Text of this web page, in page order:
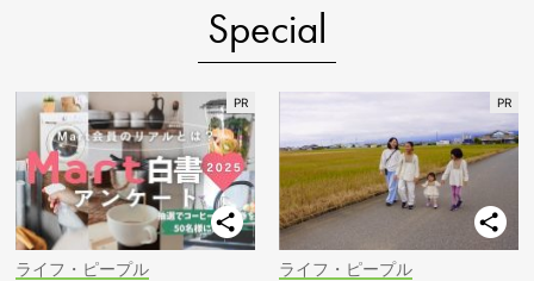
Special
ライフ・ピープル ライフ・ピープル